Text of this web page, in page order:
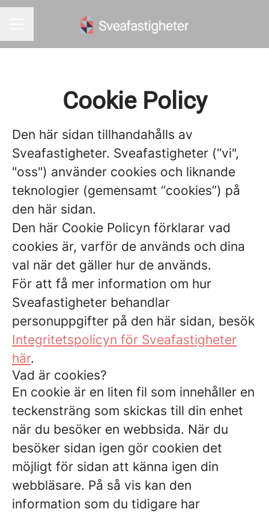
Cookie Policy
Den här sidan tillhandahålls av
Sveafastigheter. Sveafastigheter (“vi",
"oss") använder cookies och liknande
teknologier (gemensamt “cookies”) på
den här sidan.
Den här Cookie Policyn förklarar vad
cookies är, varför de används och dina
val när det gäller hur de används.
För att få mer information om hur
Sveafastigheter behandlar
personuppgifter på den här sidan, besök
Integritetspolicyn för Sveafastigheter
här.
Vad är cookies?
En cookie är en liten fil som innehåller en
teckensträng som skickas till din enhet
när du besöker en webbsida. När du
besöker sidan igen gör cookien det
möjligt för sidan att känna igen din
webbläsare. På så vis kan den
information som du tidigare har